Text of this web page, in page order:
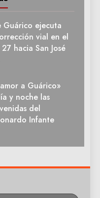
Guárico ejecuta
vial en el
hacia San José
a Guárico»
y noche las
del
Infante